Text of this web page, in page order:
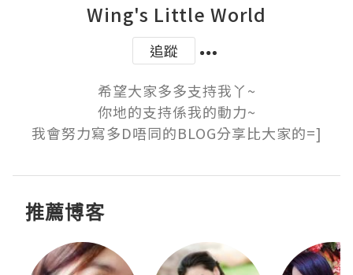
Wing's Little World
追蹤
希望大家多多支持我丫~
你地的支持係我的動力~
我會努力寫多D唔同的BLOG分享比大家的=]
推薦博客